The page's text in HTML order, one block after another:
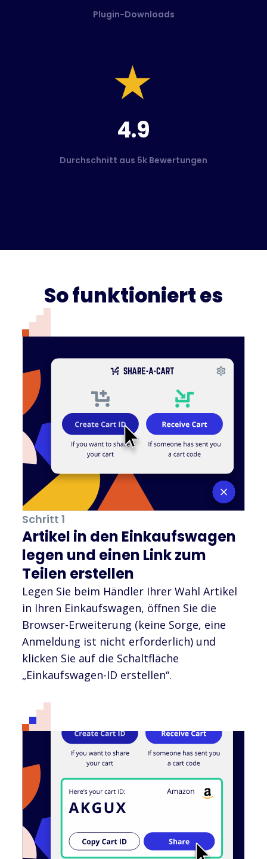
Plugin-Downloads
4.9
Durchschnitt aus 5k Bewertungen
So funktioniert es
Schritt 1
Artikel in den Einkaufswagen
legen und einen Link zum
Teilen erstellen
Legen Sie beim Händler Ihrer Wahl Artikel
in Ihren Einkaufswagen, öffnen Sie die
Browser-Erweiterung (keine Sorge, eine
Anmeldung ist nicht erforderlich) und
klicken Sie auf die Schaltfläche
„Einkaufswagen-ID erstellen“.